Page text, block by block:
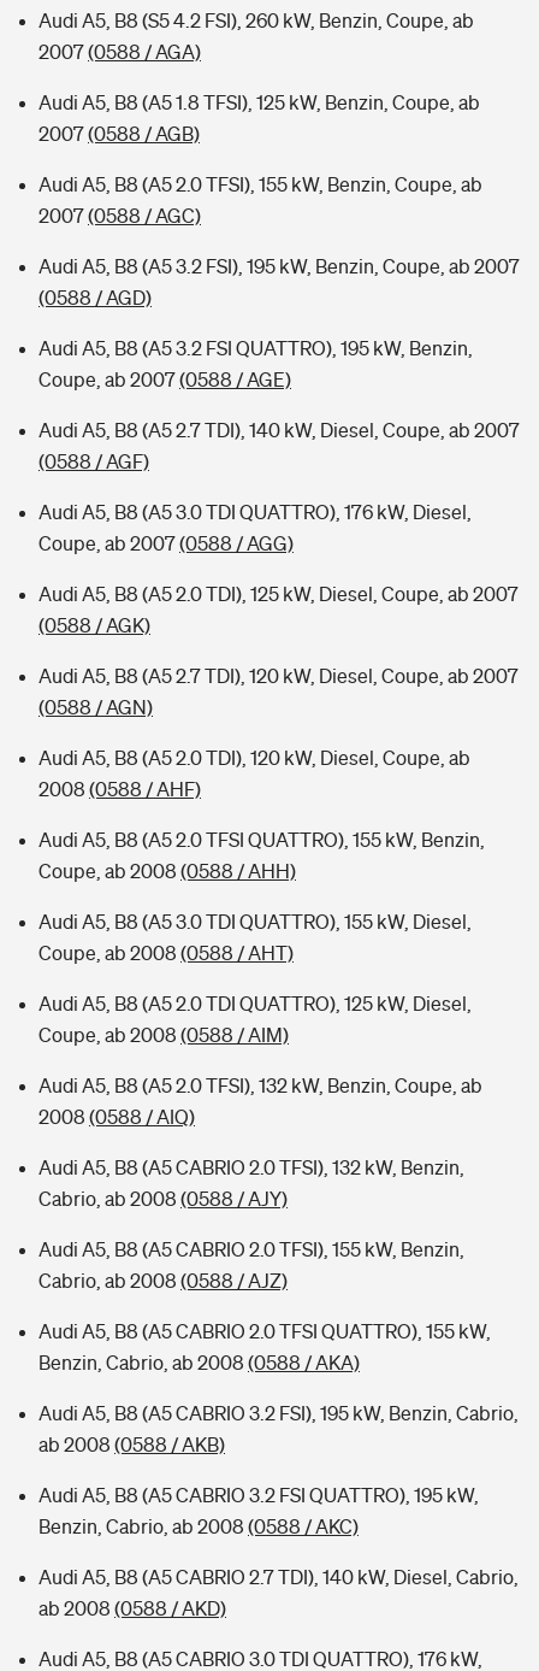
Wer versichert was: Jetzt Versicherer finden
Sie haben Fragen?
Musikinstrumentenversicherung
Zur Übersicht
Tools
Kinderunfall-Check: Mehr Sicherheit für deine Kids
Sie haben Fragen?
Audi A5, B8 (S5 4.2 FSI), 260 kW, Benzin, Coupe, ab
2007(0588 / AGA)
Audi A5, B8 (A5 1.8 TFSI), 125 kW, Benzin, Coupe, ab
2007(0588 / AGB)
Audi A5, B8 (A5 2.0 TFSI), 155 kW, Benzin, Coupe, ab
2007(0588 / AGC)
Audi A5, B8 (A5 3.2 FSI), 195 kW, Benzin, Coupe, ab 2007
(0588 / AGD)
Audi A5, B8 (A5 3.2 FSI QUATTRO), 195 kW, Benzin,
Coupe, ab 2007(0588 / AGE)
Audi A5, B8 (A5 2.7 TDI), 140 kW, Diesel, Coupe, ab 2007
(0588 / AGF)
Audi A5, B8 (A5 3.0 TDI QUATTRO), 176 kW, Diesel,
Coupe, ab 2007(0588 / AGG)
Audi A5, B8 (A5 2.0 TDI), 125 kW, Diesel, Coupe, ab 2007
(0588 / AGK)
Audi A5, B8 (A5 2.7 TDI), 120 kW, Diesel, Coupe, ab 2007
(0588 / AGN)
Audi A5, B8 (A5 2.0 TDI), 120 kW, Diesel, Coupe, ab
2008 (0588 / AHF)
Audi A5, B8 (A5 2.0 TFSI QUATTRO), 155 kW, Benzin,
Coupe, ab 2008 (0588 / AHH)
Audi A5, B8 (A5 3.0 TDI QUATTRO), 155 kW, Diesel,
Coupe, ab 2008 (0588 / AHT)
Audi A5, B8 (A5 2.0 TDI QUATTRO), 125 kW, Diesel,
Coupe, ab 2008 (0588 / AIM)
Audi A5, B8 (A5 2.0 TFSI), 132 kW, Benzin, Coupe, ab
2008 (0588 / AIQ)
Audi A5, B8 (A5 CABRIO 2.0 TFSI), 132 kW, Benzin,
Cabrio, ab 2008 (0588 / AJY)
Audi A5, B8 (A5 CABRIO 2.0 TFSI), 155 kW, Benzin,
Cabrio, ab 2008 (0588 / AJZ)
Audi A5, B8 (A5 CABRIO 2.0 TFSI QUATTRO), 155 kW,
Benzin, Cabrio, ab 2008 (0588 / AKA)
Audi A5, B8 (A5 CABRIO 3.2 FSI), 195 kW, Benzin, Cabrio,
ab 2008 (0588 / AKB)
Audi A5, B8 (A5 CABRIO 3.2 FSI QUATTRO), 195 kW,
Benzin, Cabrio, ab 2008 (0588 / AKC)
Audi A5, B8 (A5 CABRIO 2.7 TDI), 140 kW, Diesel, Cabrio,
ab 2008 (0588 / AKD)
Audi A5, B8 (A5 CABRIO 3.0 TDI QUATTRO), 176 kW,